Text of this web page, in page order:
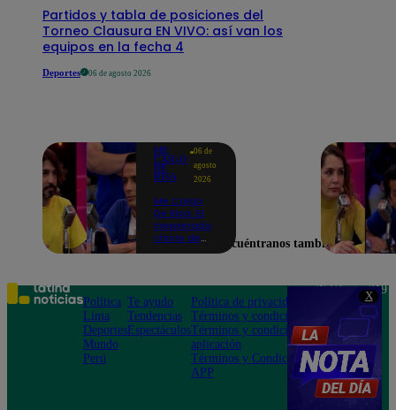
X
Partidos y tabla de posiciones del
Torneo Clausura EN VIVO: así van los
equipos en la fecha 4
Deportes 06 de agosto 2026
ME
CAIGO
DE
RISA
06 de
agosto
2026
Me Caigo
De Risa: El
inesperado
chiste de
hizo
explotar a
todo el set
Encuéntranos también en
Política
Lima
Deportes
Mundo
Perú
Te ayudo
Tendencias
Espectáculos
Política de privacidad
Términos y condiciones
Términos y condiciones
aplicación
Términos y Condiciones
APP
Teléfono: 219
Av. San
Felipe 968
Jesús María